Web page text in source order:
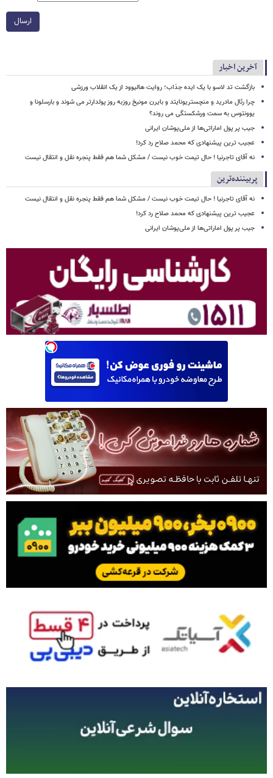
ارسال
آخرین اخبار
بازگشت تد لاسو با یک ایده جذاب؛ روایت هالیوود از یک انقلاب ورزشی
چرا رئال مادرید و منچستریونایتد و بایرن مونیخ روزبه روز پولدارتر می شوند و بارسلونا و
یوونتوس به سمت ورشکستگی می روند؟
جیب پر پول اماراتی‌ها از ملی‌پوشان ایرانی
عجیب ترین پیشنهادی که محمد صلاح رد کرد!
نه آقای تاجرنیا ! حال تیمت خوب نیست / مشکل شما هم فقط پنجره نقل و انتقال نیست
پربیننده‌ترین
نه آقای تاجرنیا ! حال تیمت خوب نیست / مشکل شما هم فقط پنجره نقل و انتقال نیست
عجیب ترین پیشنهادی که محمد صلاح رد کرد!
جیب پر پول اماراتی‌ها از ملی‌پوشان ایرانی